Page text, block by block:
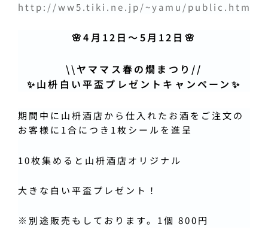
http://ww5.tiki.ne.jp/~yamu/public.htm
🌸4月12日〜5月12日🌸
\\ヤママス春の燗まつり//
✨山枡白い平盃プレゼントキャンペーン✨
期間中に山枡酒店から仕入れたお酒をご注文の
お客様に1合につき1枚シールを進呈
10枚集めると山枡酒店オリジナル
大きな白い平盃プレゼント！
※ 別途販売もしております。 1個 800円